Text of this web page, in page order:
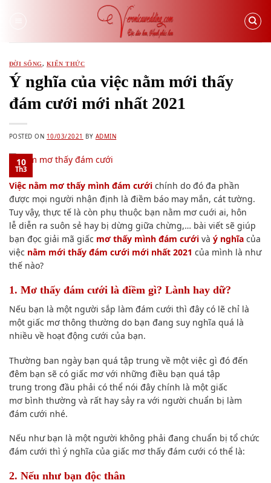
ĐỜI SỐNG, KIẾN THỨC
Ý nghĩa của việc nằm mới thấy
đám cưới mới nhất 2021
POSTED ON 10/03/2021 BY ADMIN
10
Th3
Việc nằm mơ thấy mình đám cưới chính do đó đa phần
được mọi người nhận định là điềm báo may mắn, cát tường.
Tuy vậy, thực tế là còn phụ thuộc bạn nằm mơ cuới ai, hôn
lễ diễn ra suôn sẻ hay bị dừng giữa chừng,… bài viết sẽ giúp
bạn đọc giải mã giấc mơ thấy mình đám cưới và ý nghĩa của
việc nằm mới thấy đám cưới mới nhất 2021 của mình là như
thế nào?
1. Mơ thấy đám cưới là điềm gì? Lành hay dữ?
Nếu bạn là một người sắp làm đám cưới thì đây có lẽ chỉ là
một giấc mơ thông thường do bạn đang suy nghĩa quá là
nhiều về hoạt động cưới của bạn.
Thường ban ngày bạn quá tập trung về một việc gì đó đến
đêm bạn sẽ có giấc mơ với những điều bạn quá tập
trung trong đầu phải có thể nói đây chính là một giấc
mơ bình thường và rất hay sảy ra với người chuẩn bị làm
đám cưới nhé.
Nếu như bạn là một người không phải đang chuẩn bị tổ chức
đám cưới thì ý nghĩa của giấc mơ thấy đám cưới có thể là:
2. Nếu như bạn độc thân